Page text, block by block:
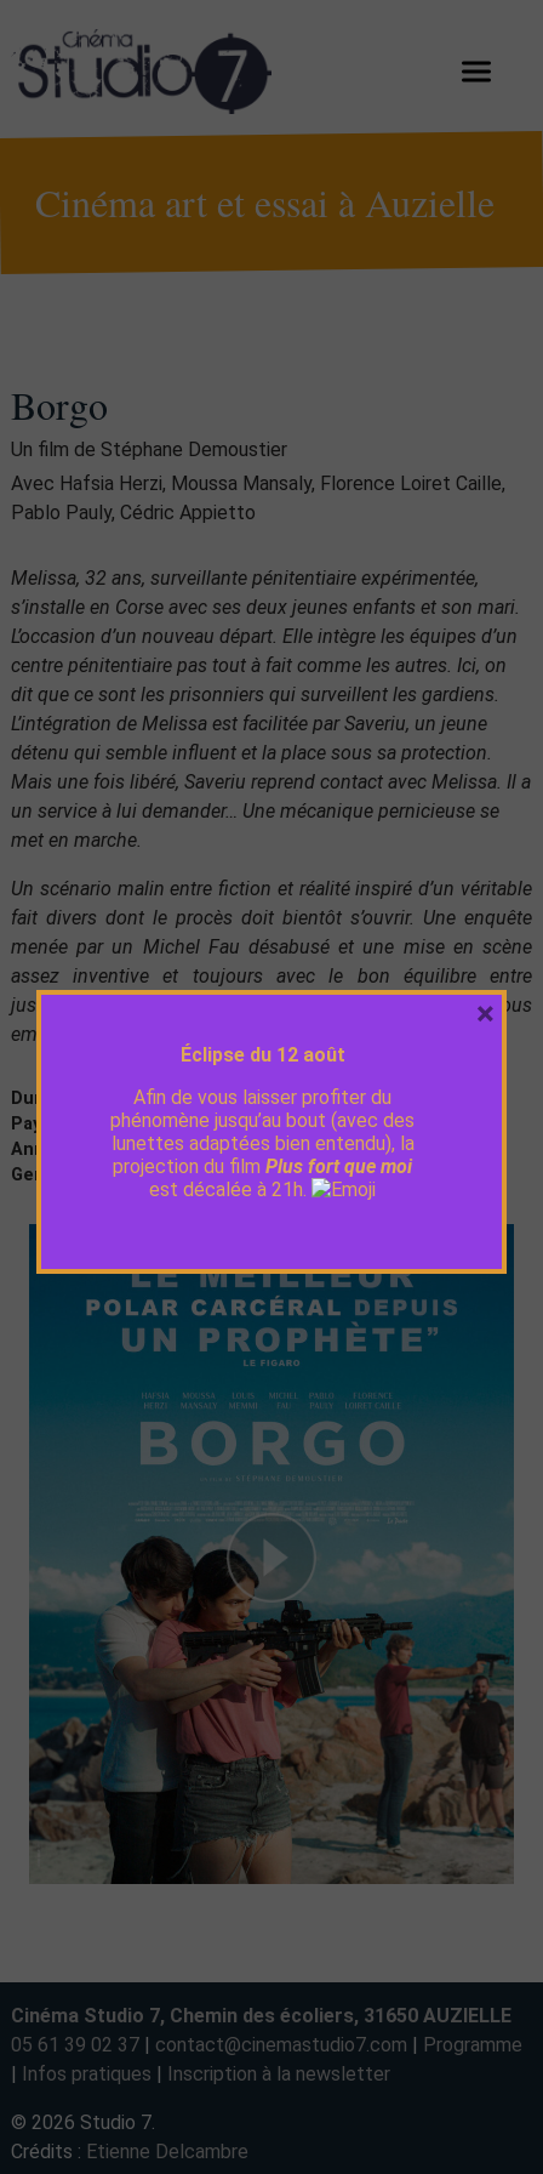
Cinéma art et essai à Auzielle
Borgo
Un film de Stéphane Demoustier
Avec Hafsia Herzi, Moussa Mansaly, Florence Loiret Caille,
Pablo Pauly, Cédric Appietto
Melissa, 32 ans, surveillante pénitentiaire expérimentée,
s’installe en Corse avec ses deux jeunes enfants et son mari.
L’occasion d’un nouveau départ. Elle intègre les équipes d’un
centre pénitentiaire pas tout à fait comme les autres. Ici, on
dit que ce sont les prisonniers qui surveillent les gardiens.
L’intégration de Melissa est facilitée par Saveriu, un jeune
détenu qui semble influent et la place sous sa protection.
Mais une fois libéré, Saveriu reprend contact avec Melissa. Il a
un service à lui demander… Une mécanique pernicieuse se
met en marche.
Un scénario malin entre fiction et réalité inspiré d’un véritable
fait divers dont le procès doit bientôt s’ouvrir. Une enquête
menée par un Michel Fau désabusé et une mise en scène
assez inventive et toujours avec le bon équilibre entre
justesse des situations et tension au cordeau, pour nous
emmener loin des cartes postales touristiques.
Durée :
Pays :
France
Année de production :2023
Genre :
Drame
Cinéma Studio 7, Chemin des écoliers, 31650 AUZIELLE
05 61 39 02 37| contact@cinemastudio7.com
Programme
Infos pratiques Inscription à la newsletter
© 2026 Studio 7.
Crédits : Etienne Delcambre
Éclipse du 12 août
Afin de vous laisser profiter du
phénomène jusqu’au bout (avec des
lunettes adaptées bien entendu), la
projection du film Plus fort que moi
est décalée à 21h.
×